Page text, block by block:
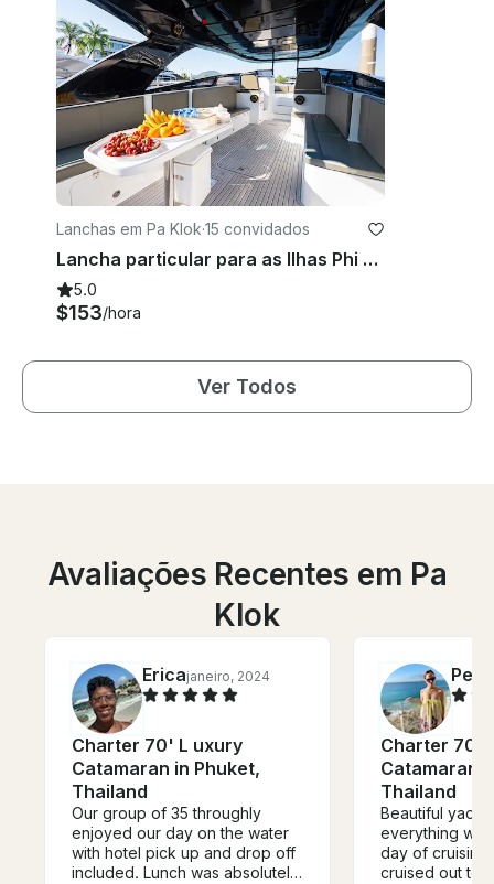
Lanchas em Pa Klok·15 convidados
Lancha particular para as Ilhas Phi Phi/James Bond /Hong /Krabi ou Racha
5.0
$153/hora
Ver Todos
Avaliações Recentes em Pa
Klok
Ericajaneiro, 2024
Charter 70' L uxury
Catamaran in Phuket,
Thailand
Our group of 35 throughly
enjoyed our day on the water
with hotel pick up and drop off
included. Lunch was absolutely
Charter 70'
Catamaran
Thailand
Beautiful
everything we
day of cruising
cruised out to